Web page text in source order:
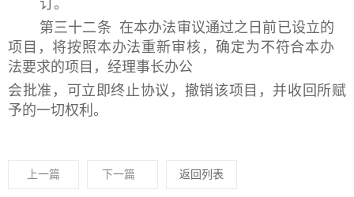
订。
第三十二条 在本办法审议通过之日前已设立的
项目，将按照本办法重新审核，确定为不符合本办
法要求的项目，经理事长办公
会批准，可立即终止协议，撤销该项目，并收回所赋
予的一切权利。
上一篇 下一篇 返回列表